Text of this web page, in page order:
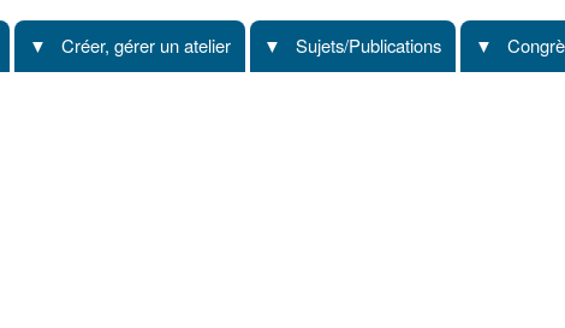
Créer, gérer un atelier Sujets/Publications